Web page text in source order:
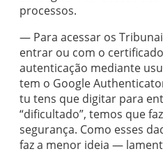
processos.
— Para acessar os
entrar ou com o
autenticação mediante
tem o Google
tu tens que digitar para
“dificultado”, temos que
segurança. Como esses
faz a menor ideia —